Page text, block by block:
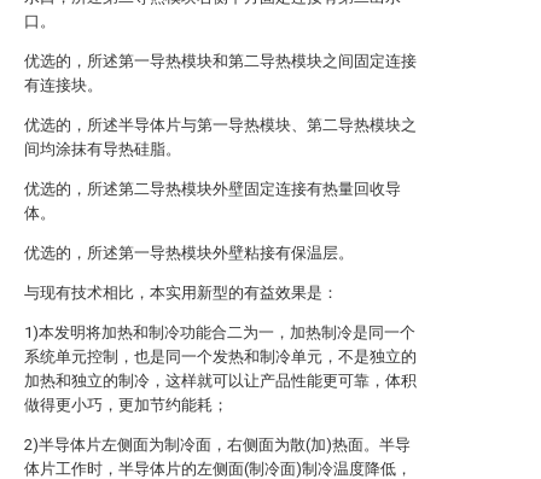
口。
优选的，所述第一导热模块和第二导热模块之间固定连接
有连接块。
优选的，所述半导体片与第一导热模块、第二导热模块之
间均涂抹有导热硅脂。
优选的，所述第二导热模块外壁固定连接有热量回收导
体。
优选的，所述第一导热模块外壁粘接有保温层。
与现有技术相比，本实用新型的有益效果是：
1)本发明将加热和制冷功能合二为一，加热制冷是同一个
系统单元控制，也是同一个发热和制冷单元，不是独立的
加热和独立的制冷，这样就可以让产品性能更可靠，体积
做得更小巧，更加节约能耗；
2)半导体片左侧面为制冷面，右侧面为散(加)热面。半导
体片工作时，半导体片的左侧面(制冷面)制冷温度降低，